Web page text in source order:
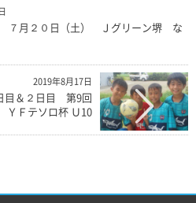
７月２０日（土） Ｊグリーン堺 な
2019年8月17日
＆２日目 第9回
ＹＦテソロ杯 Ｕ10